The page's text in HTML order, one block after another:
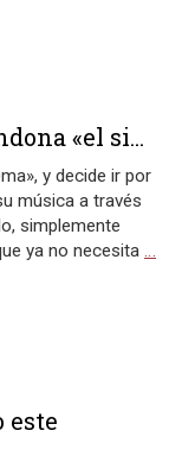
«el si...
y decide ir por
música a través
simplemente
ya no necesita …
este